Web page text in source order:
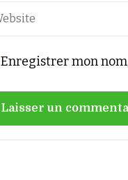
Enregistrer mon